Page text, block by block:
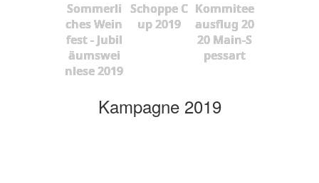
Sommerli
ches Wein
fest - Jubil
äumswei
nlese 2019
Schoppe C
up 2019
Kommitee
ausflug 20
20 Main-S
pessart
Kampagne 2019